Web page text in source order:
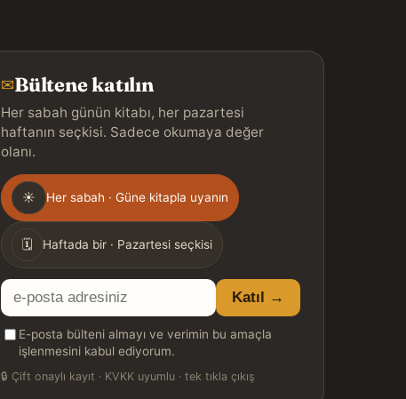
✉Bültene katılın
Her sabah günün kitabı, her pazartesi
haftanın seçkisi. Sadece okumaya değer
olanı.
Gönderim
sıklığı
☀ Her sabah · Güne kitapla uyanın
🗓 Haftada bir · Pazartesi seçkisi
E-
posta
adresiniz
Katıl →
E-posta bülteni almayı ve verimin bu amaçla
işlenmesini kabul ediyorum.
🔒 Çift onaylı kayıt · KVKK uyumlu · tek tıkla çıkış